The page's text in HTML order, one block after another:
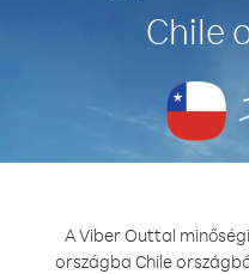
Chile
A Viber Outtal
országba Chile